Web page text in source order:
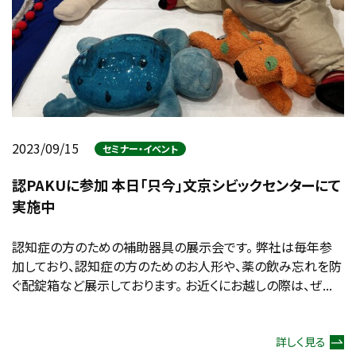
2023/09/15 セミナー・イベント
認PAKUに参加 本日「只今」文京シビックセンターにて
実施中
認知症の方のための補助器具の展示会です。 弊社は毎年参
加しており、認知症の方のためのお人形や、薬の飲み忘れを防
ぐ配錠箱など展示しております。 お近くにお越しの際は、ぜ...
詳しく見る